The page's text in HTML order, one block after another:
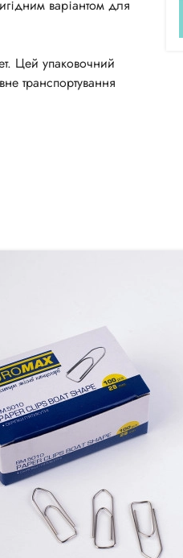
варіантом для
Цей упаковочний
транспортування